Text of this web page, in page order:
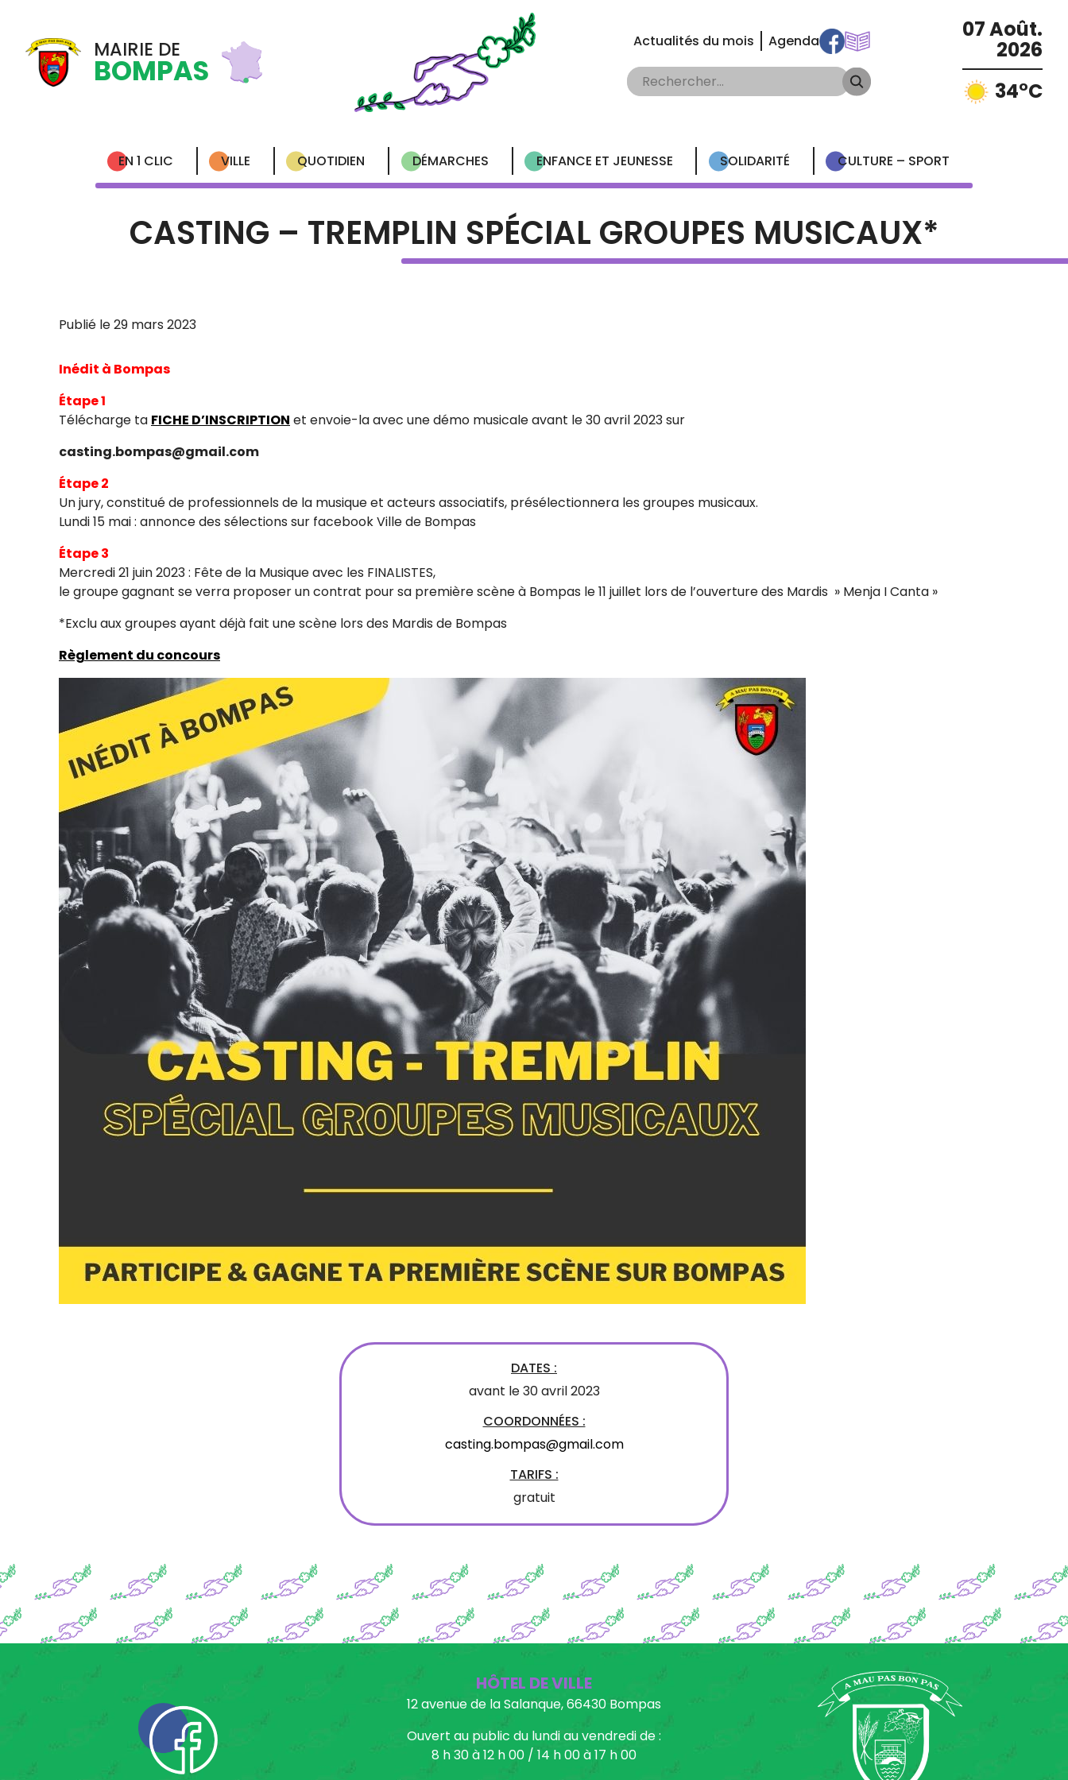
MAIRIE DE
BOMPAS
Actualités du mois Agenda 07 Août.
2026
34°C
EN 1 CLIC VILLE QUOTIDIEN DÉMARCHES ENFANCE ET JEUNESSE SOLIDARITÉ CULTURE – SPORT
CASTING – TREMPLIN SPÉCIAL GROUPES MUSICAUX*
Publié le 29 mars 2023
Inédit à Bompas
Étape 1
Télécharge ta FICHE D’INSCRIPTION et envoie-la avec une démo musicale avant le 30 avril 2023 sur
casting.bompas@gmail.com
Étape 2
Un jury, constitué de professionnels de la musique et acteurs associatifs, présélectionnera les groupes musicaux.
Lundi 15 mai : annonce des sélections sur facebook Ville de Bompas
Étape 3
Mercredi 21 juin 2023 : Fête de la Musique avec les FINALISTES,
le groupe gagnant se verra proposer un contrat pour sa première scène à Bompas le 11 juillet lors de l’ouverture des Mardis » Menja I Canta »
*Exclu aux groupes ayant déjà fait une scène lors des Mardis de Bompas
Règlement du concours
DATES :
avant le 30 avril 2023
COORDONNÉES :
casting.bompas@gmail.com
TARIFS :
gratuit
HÔTEL DE VILLE
12 avenue de la Salanque, 66430 Bompas
Ouvert au public du lundi au vendredi de :
8 h 30 à 12 h 00 / 14 h 00 à 17 h 00